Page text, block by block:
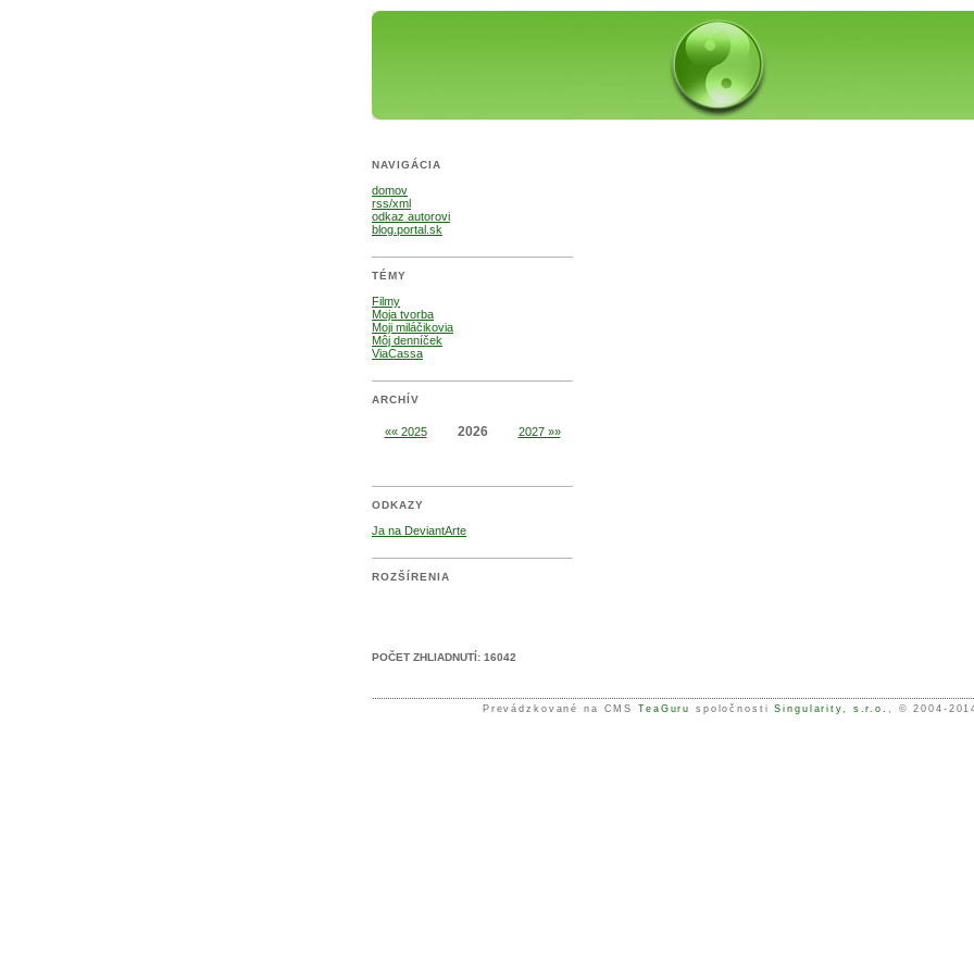
NAVIGÁCIA
domov
rss/xml
odkaz autorovi
blog.portal.sk
TÉMY
Filmy
Moja tvorba
Moji miláčikovia
Môj denníček
ViaCassa
ARCHÍV
«« 2025 2026 2027 »»
ODKAZY
Ja na DeviantArte
ROZŠÍRENIA
POČET ZHLIADNUTÍ: 16042
Prevádzkované na CMSTeaGuru spoločnostiSingularity, s.r.o. , © 2004-